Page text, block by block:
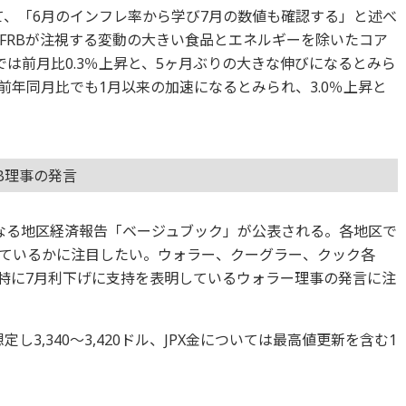
「6月のインフレ率から学び7月の数値も確認する」と述べ
が注視する変動の大きい食品とエネルギーを除いたコア
前月比0.3％上昇と、5ヶ月ぶりの大きな伸びになるとみら
年同月比でも1月以来の加速になるとみられ、3.0％上昇と
事の発言
地区経済報告「ベージュブック」が公表される。各地区で
いるかに注目したい。ウォラー、クーグラー、クック各
に7月利下げに支持を表明しているウォラー理事の発言に注
し3,340～3,420ドル、JPX金については最高値更新を含む1